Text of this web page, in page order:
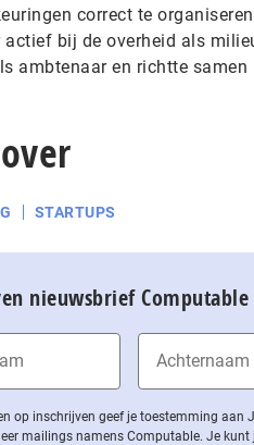
correct te
bij de overheid als
ambtenaar en richtte
STARTUPS
nieuwsbrief Computable
op inschrijven geef je toestemming aan
mailings namens Computable. Je